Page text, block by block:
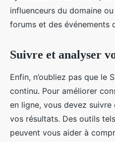
influenceurs du domaine
forums et des événements
Suivre et analyser
Enfin, n’oubliez pas que le
continu. Pour améliorer
en ligne, vous devez
vos résultats. Des outils
peuvent vous aider à